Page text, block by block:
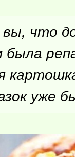
что
была
уже